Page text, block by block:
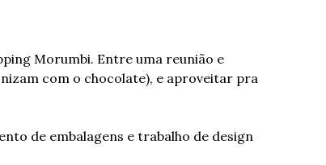
Morumbi. Entre uma reunião e
com o chocolate), e aproveitar pra
de embalagens e trabalho de design